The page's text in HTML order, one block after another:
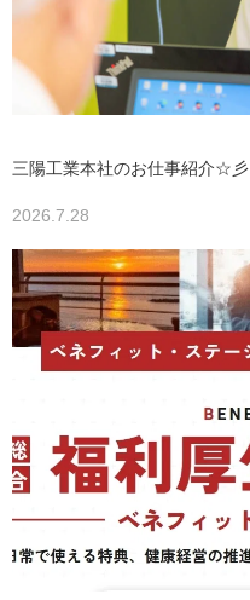
三陽工業本社のお仕事紹介☆彡
2026.7.28